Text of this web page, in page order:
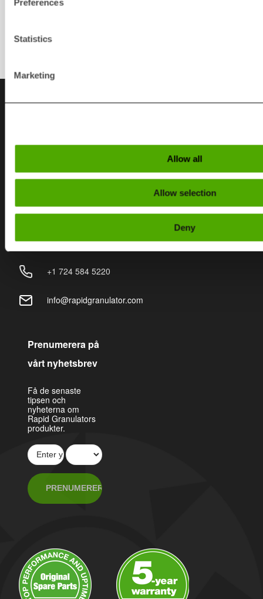
Preferences
Statistics
Marketing
Allow all
Allow selection
Deny
USA
+1 724 584 5220
info@rapidgranulator.com
Prenumerera på
vårt nyhetsbrev
Få de senaste
tipsen och
nyheterna om
Rapid Granulators
produkter.